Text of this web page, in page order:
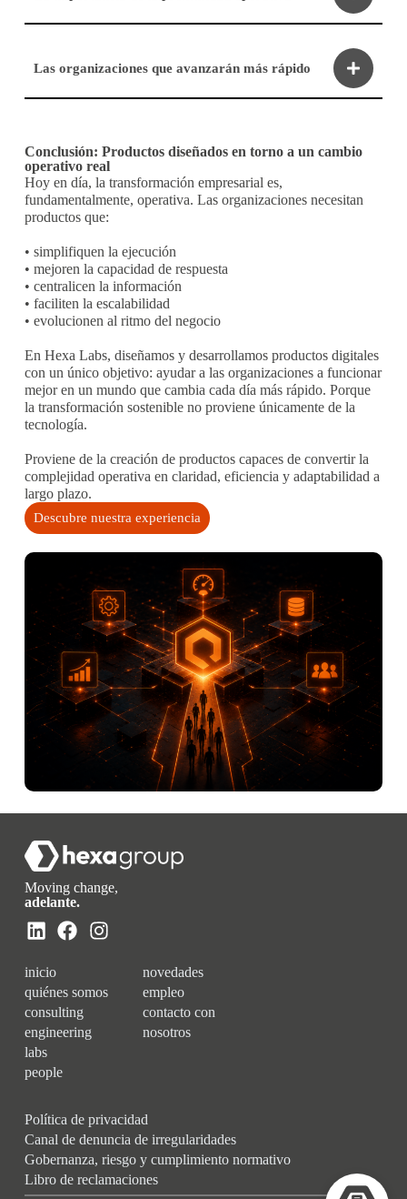
Las organizaciones que avanzarán más rápido
Conclusión: Productos diseñados en torno a un cambio
operativo real
Hoy en día, la transformación empresarial es,
fundamentalmente, operativa. Las organizaciones necesitan
productos que:
• simplifiquen la ejecución
• mejoren la capacidad de respuesta
• centralicen la información
• faciliten la escalabilidad
• evolucionen al ritmo del negocio
En Hexa Labs, diseñamos y desarrollamos productos digitales
con un único objetivo: ayudar a las organizaciones a funcionar
mejor en un mundo que cambia cada día más rápido. Porque
la transformación sostenible no proviene únicamente de la
tecnología.
Proviene de la creación de productos capaces de convertir la
complejidad operativa en claridad, eficiencia y adaptabilidad a
largo plazo.
Descubre nuestra experiencia
Moving change,
adelante.
inicio
quiénes somos
consulting
engineering
labs
people
novedades
empleo
contacto con
nosotros
Política de privacidad
Canal de denuncia de irregularidades
Gobernanza, riesgo y cumplimiento normativo
Libro de reclamaciones